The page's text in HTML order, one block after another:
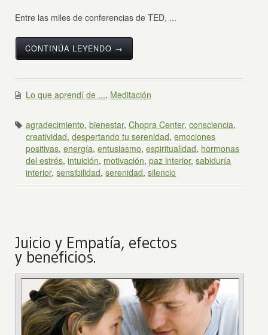
Entre las miles de conferencias de TED, ...
CONTINÚA LEYENDO →
Lo que aprendí de ..., Meditación
agradecimiento,bienestar,Chopra Center,consciencia,
creatividad,despertando tu serenidad,emociones
positivas,energía,entusiasmo,espiritualidad, hormonas
del estrés,intuición, motivación,paz interior,sabiduría
interior,sensibilidad,serenidad,silencio
Juicio y Empatía, efectos
y beneficios.